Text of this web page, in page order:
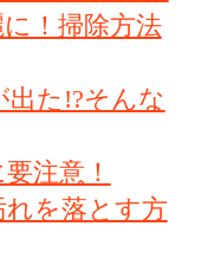
！掃除方法
た!?そんな
注意！
を落とす方